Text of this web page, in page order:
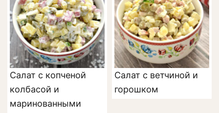
Салат с копченой
колбасой и
маринованными
Салат с ветчиной и
горошком